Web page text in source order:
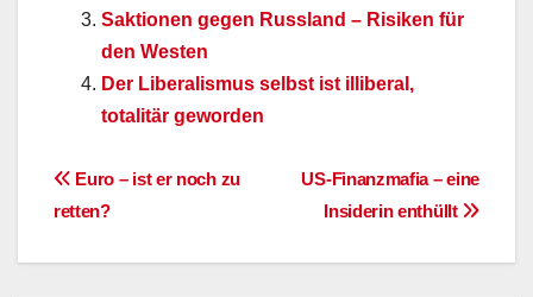
Saktionen gegen Russland – Risiken für
den Westen
Der Liberalismus selbst ist illiberal,
totalitär geworden
Beitragsnavigation
US-Finanzmafia – eine
Insiderin enthüllt
Euro – ist er noch zu
retten?